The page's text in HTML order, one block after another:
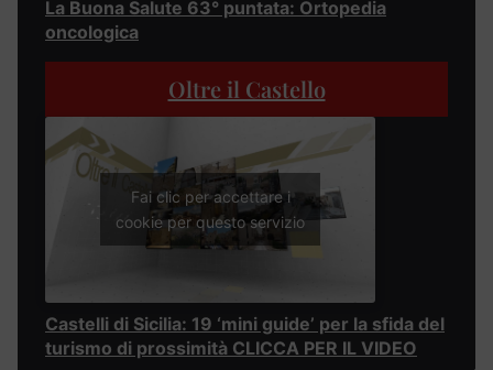
La Buona Salute 63° puntata: Ortopedia
oncologica
Oltre il Castello
Fai clic per accettare i
cookie per questo servizio
Castelli di Sicilia: 19 ‘mini guide’ per la sfida del
turismo di prossimità CLICCA PER IL VIDEO